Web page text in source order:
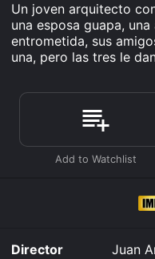
Un joven arquitecto
una esposa guapa,
entrometida, sus
una, pero las tres le
Director
Juan